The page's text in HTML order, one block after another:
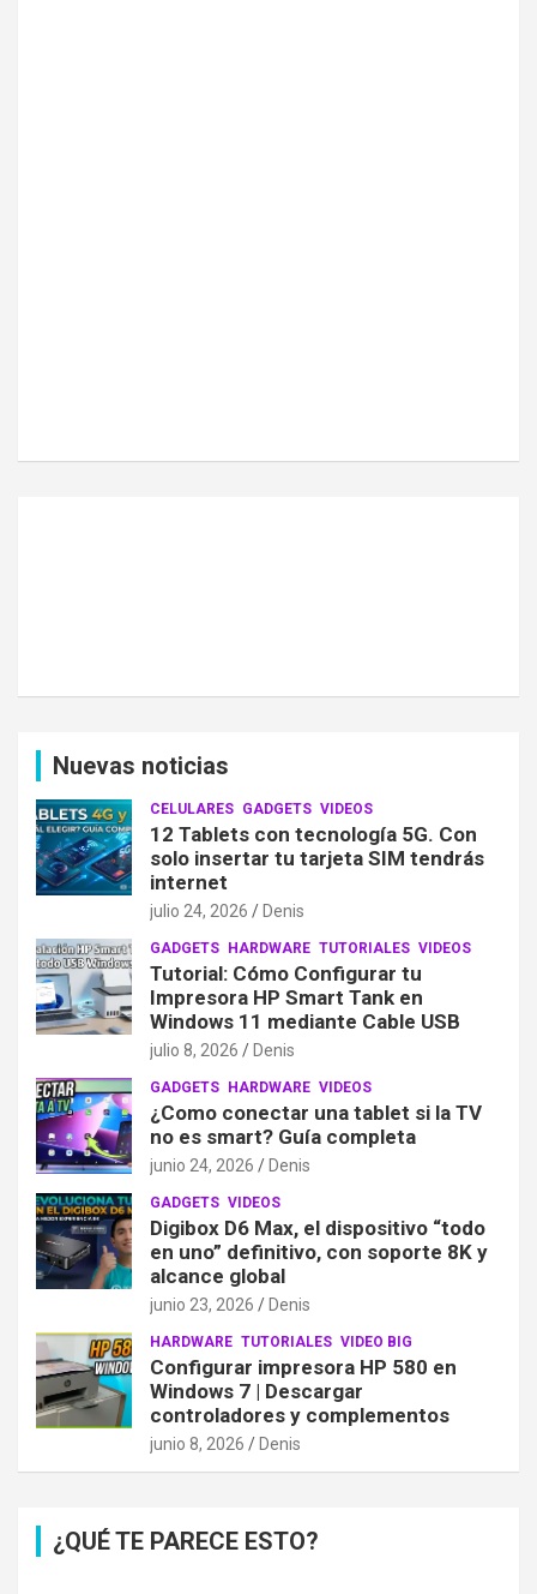
Nuevas noticias
CELULARES GADGETS VIDEOS
12 Tablets con tecnología 5G. Con
solo insertar tu tarjeta SIM tendrás
internet
julio 24, 2026 Denis
GADGETS HARDWARE TUTORIALES VIDEOS
Tutorial: Cómo Configurar tu
Impresora HP Smart Tank en
Windows 11 mediante Cable USB
julio 8, 2026 Denis
GADGETS HARDWARE VIDEOS
¿Como conectar una tablet si la TV
no es smart? Guía completa
junio 24, 2026 Denis
GADGETS VIDEOS
Digibox D6 Max, el dispositivo “todo
en uno” definitivo, con soporte 8K y
alcance global
junio 23, 2026 Denis
HARDWARE TUTORIALES VIDEO BIG
Configurar impresora HP 580 en
Windows 7 | Descargar
controladores y complementos
junio 8, 2026 Denis
¿QUÉ TE PARECE ESTO?